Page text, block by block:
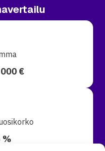
€
%